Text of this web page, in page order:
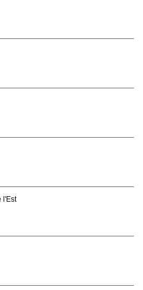
l'Est